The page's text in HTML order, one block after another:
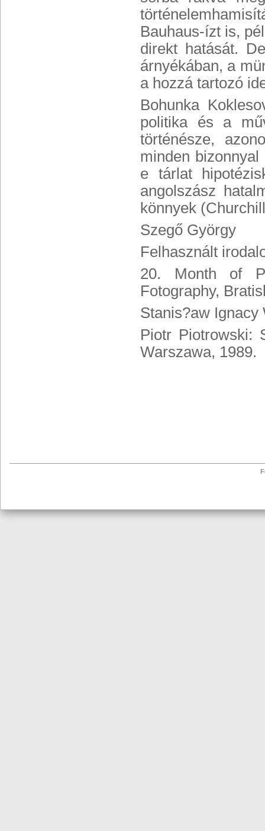
Bauhaus-ízt is,
direkt hatását.
árnyékában, a
a hozzá tartozó
Bohunka
politika és a
történésze,
minden
e tárlat
angolszász
könnyek
Szegő György
Felhasznált
20. Month of
Fotography,
Stanis?aw
Piotr Piotrowski:
Warszawa, 1989.